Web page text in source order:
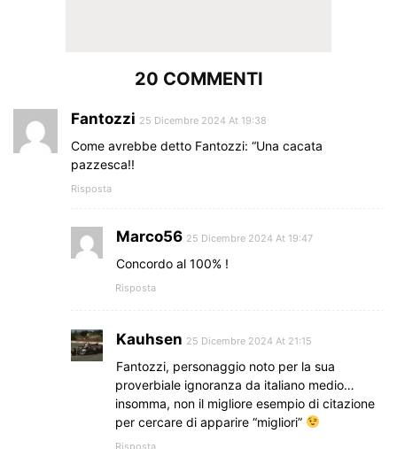
20 COMMENTI
Fantozzi 25 Dicembre 2024 At 19:38
Come avrebbe detto Fantozzi: “Una cacata
pazzesca!!
Risposta
Marco56 25 Dicembre 2024 At 19:47
Concordo al 100% !
Risposta
Kauhsen 25 Dicembre 2024 At 21:15
Fantozzi, personaggio noto per la sua
proverbiale ignoranza da italiano medio…
insomma, non il migliore esempio di citazione
per cercare di apparire “migliori”
Risposta